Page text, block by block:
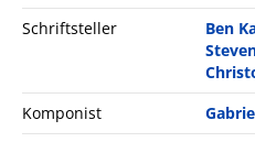
Schriftsteller
Ben
Komponist